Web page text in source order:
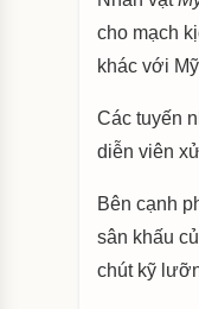
cho mạch
khác với
Các tuyến
diễn viên
Bên cạnh
sân khấu
chút kỹ